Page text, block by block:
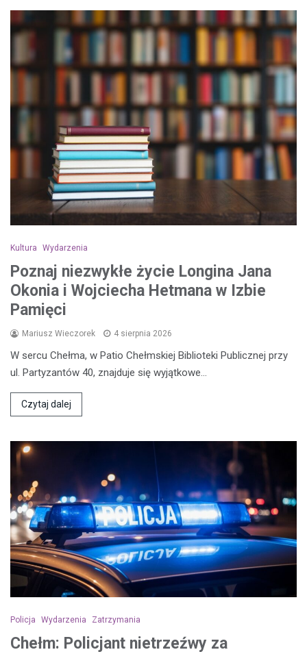
Kultura Wydarzenia
Poznaj niezwykłe życie Longina Jana
Okonia i Wojciecha Hetmana w Izbie
Pamięci
Mariusz Wieczorek 4 sierpnia 2026
W sercu Chełma, w Patio Chełmskiej Biblioteki Publicznej przy
ul. Partyzantów 40, znajduje się wyjątkowe…
Czytaj dalej
Policja Wydarzenia Zatrzymania
Chełm: Policjant nietrzeźwy za